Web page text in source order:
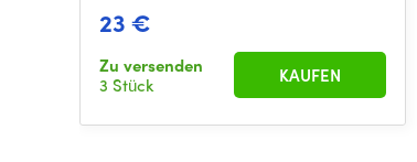
23 €
Zu versenden
3 Stück
KAUFEN